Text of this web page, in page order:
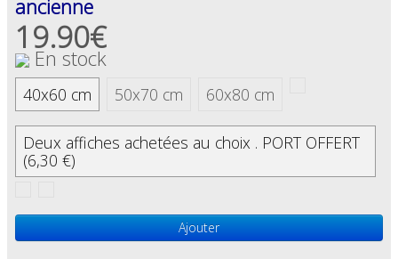
ancienne
19.90€
En stock
40x60 cm 50x70 cm 60x80 cm
Deux affiches achetées au choix . PORT OFFERT
(6,30 €)
Ajouter